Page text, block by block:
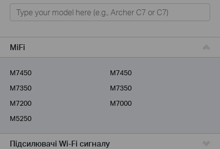
Для дому
Розумний будинок
Для бiзнесу
Для інтернет-провайдерів
MiFi
M7450
M7450
M7350
M7350
M7200
M7000
M5250
Підсилювачi Wi-Fi сигналу